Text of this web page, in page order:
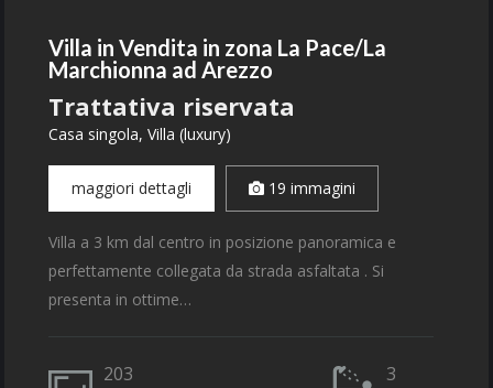
Villa in Vendita in zona La Pace/La
Marchionna ad Arezzo
Trattativa riservata
Casa singola, Villa (luxury)
maggiori dettagli 19 immagini
Villa a 3 km dal centro in posizione panoramica e
perfettamente collegata da strada asfaltata . Si
presenta in ottime…
203
3